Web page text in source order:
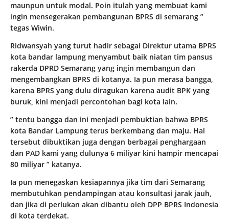
maunpun untuk modal. Poin itulah yang membuat kami
ingin mensegerakan pembangunan BPRS di semarang ”
tegas Wiwin.
Ridwansyah yang turut hadir sebagai Direktur utama BPRS
kota bandar lampung menyambut baik niatan tim pansus
rakerda DPRD Semarang yang ingin membangun dan
mengembangkan BPRS di kotanya. Ia pun merasa bangga,
karena BPRS yang dulu diragukan karena audit BPK yang
buruk, kini menjadi percontohan bagi kota lain.
” tentu bangga dan ini menjadi pembuktian bahwa BPRS
kota Bandar Lampung terus berkembang dan maju. Hal
tersebut dibuktikan juga dengan berbagai penghargaan
dan PAD kami yang dulunya 6 miliyar kini hampir mencapai
80 miliyar ” katanya.
Ia pun menegaskan kesiapannya jika tim dari Semarang
membutuhkan pendampingan atau konsultasi jarak jauh,
dan jika di perlukan akan dibantu oleh DPP BPRS Indonesia
di kota terdekat.